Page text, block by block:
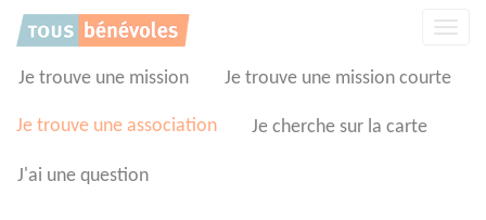
Je trouve une mission Je trouve une mission courte
Je trouve une association Je cherche sur la carte
J'ai une question
Panneau de gestion des cookies